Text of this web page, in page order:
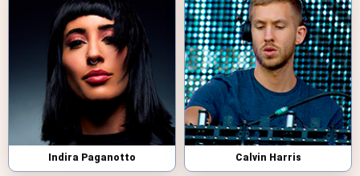
Indira Paganotto Calvin Harris